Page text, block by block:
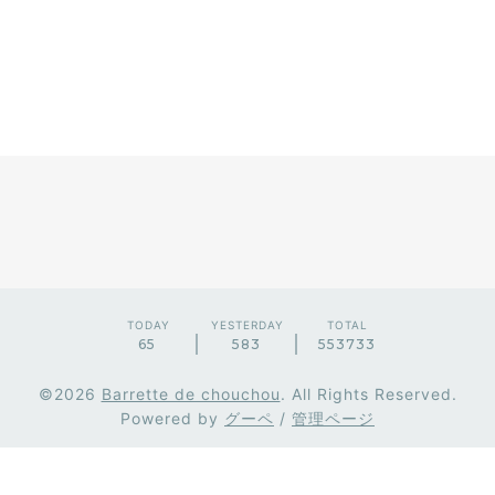
TODAY
65
YESTERDAY
583
TOTAL
553733
©2026 Barrette de chouchou. All Rights Reserved.
Powered by グーペ / 管理ページ